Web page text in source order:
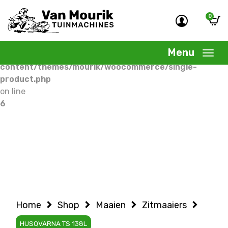
Warning
: Undefined variable $woocommercepage in
/home/allermedia/domains/vanmourik-
content/themes/mourik/woocommerce/single-
product.php
on line
6
0
Menu
Home Shop Maaien Zitmaaiers
HUSQVARNA TS 138L